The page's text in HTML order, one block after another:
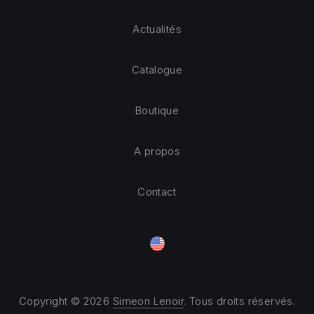
Copyright © 2026 Simeon Lenoir. Tous droits réservés.
Actualités
Catalogue
Boutique
A propos
Contact